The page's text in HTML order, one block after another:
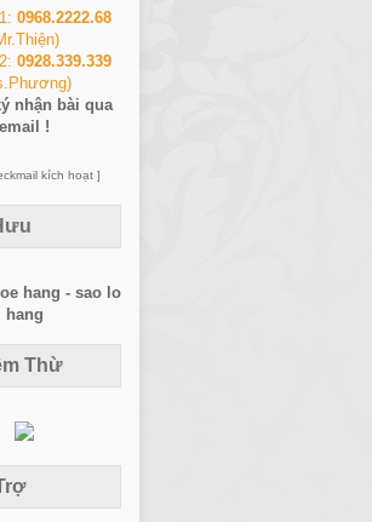
0968.2222.68
0928.339.339
nhận bài qua
email !
kích hoạt ]
Thừ